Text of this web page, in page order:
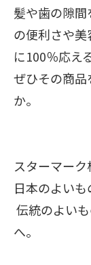
髪や歯の隙間
の便利さや
に100％応え
ぜひその商品
か。
スターマー
日本のよい
伝統のよい
へ。